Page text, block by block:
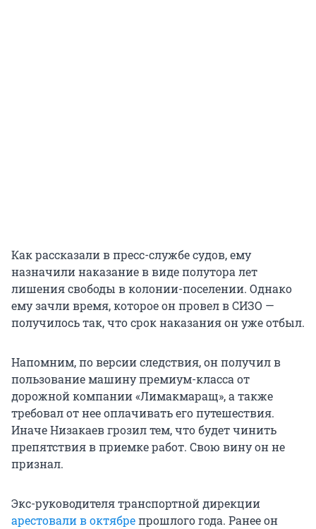
Как рассказали в пресс-службе судов, ему
назначили наказание в виде полутора лет
лишения свободы в колонии-поселении. Однако
ему зачли время, которое он провел в СИЗО —
получилось так, что срок наказания он уже отбыл.
Напомним, по версии следствия, он получил в
пользование машину премиум-класса от
дорожной компании «Лимакмаращ», а также
требовал от нее оплачивать его путешествия.
Иначе Низакаев грозил тем, что будет чинить
препятствия в приемке работ. Свою вину он не
признал.
Экс-руководителя транспортной дирекции
арестовали в октябрепрошлого года. Ранее он